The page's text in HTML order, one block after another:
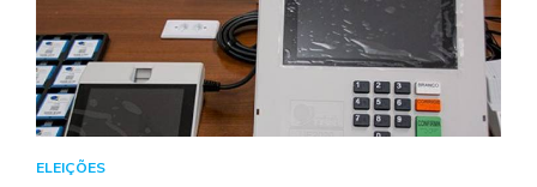
ELEIÇÕES